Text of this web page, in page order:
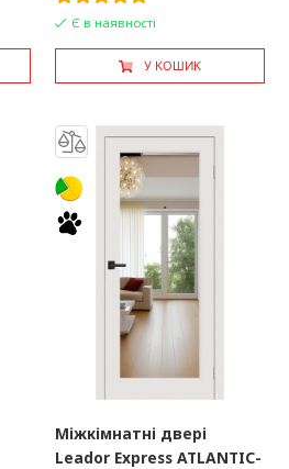
Є в наявності
У КОШИК
Міжкімнатні двері
Leador Express ATLANTIC-